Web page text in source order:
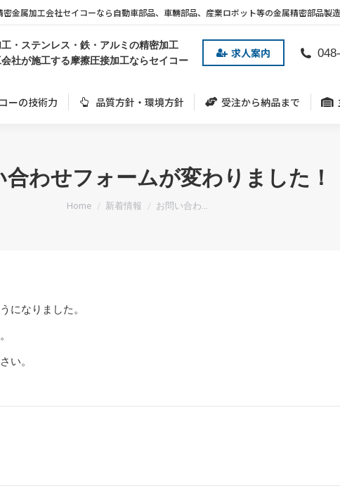
金属加工会社セイコーなら自動車部品、車輛部品、産業ロボット等の金属精密部品製
・ステンレス・鉄・アルミの精密加工
社が施工する摩擦圧接加工ならセイコー
求人案内
ーの技術力 品質方針・環境方針 受注から納品まで
合わせフォームが変わりました！
You are here:
Home 新着情報 お問い合わ…
になりました。
い。
ーの技術力 品質方針・環境方針 受注から納品まで